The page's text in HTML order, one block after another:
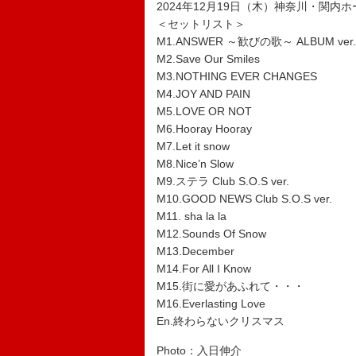
2024年12月19日（木）神奈川・関内ホ
＜セットリスト＞
M1.ANSWER ～歓びの歌～ ALBUM ver.
M2.Save Our Smiles
M3.NOTHING EVER CHANGES
M4.JOY AND PAIN
M5.LOVE OR NOT
M6.Hooray Hooray
M7.Let it snow
M8.Nice’n Slow
M9.ステラ Club S.O.S ver.
M10.GOOD NEWS Club S.O.S ver.
M11. sha la la
M12.Sounds Of Snow
M13.December
M14.For All I Know
M15.街に愛があふれて・・・
M16.Everlasting Love
En.終わらないクリスマス
Photo：入日伸介